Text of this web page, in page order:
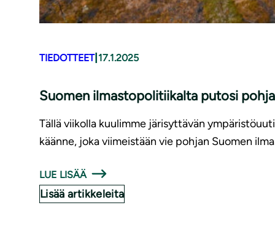
TIEDOTTEET| 17.1.2025
Suomen ilmastopolitiikalta putosi
Tällä viikolla kuulimme järisyttävän
käänne, joka viimeistään vie pohjan Suomen
LUE LISÄÄ
Lisää artikkeleita